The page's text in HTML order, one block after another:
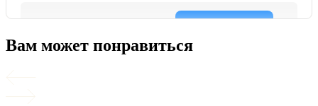
Вам может понравиться